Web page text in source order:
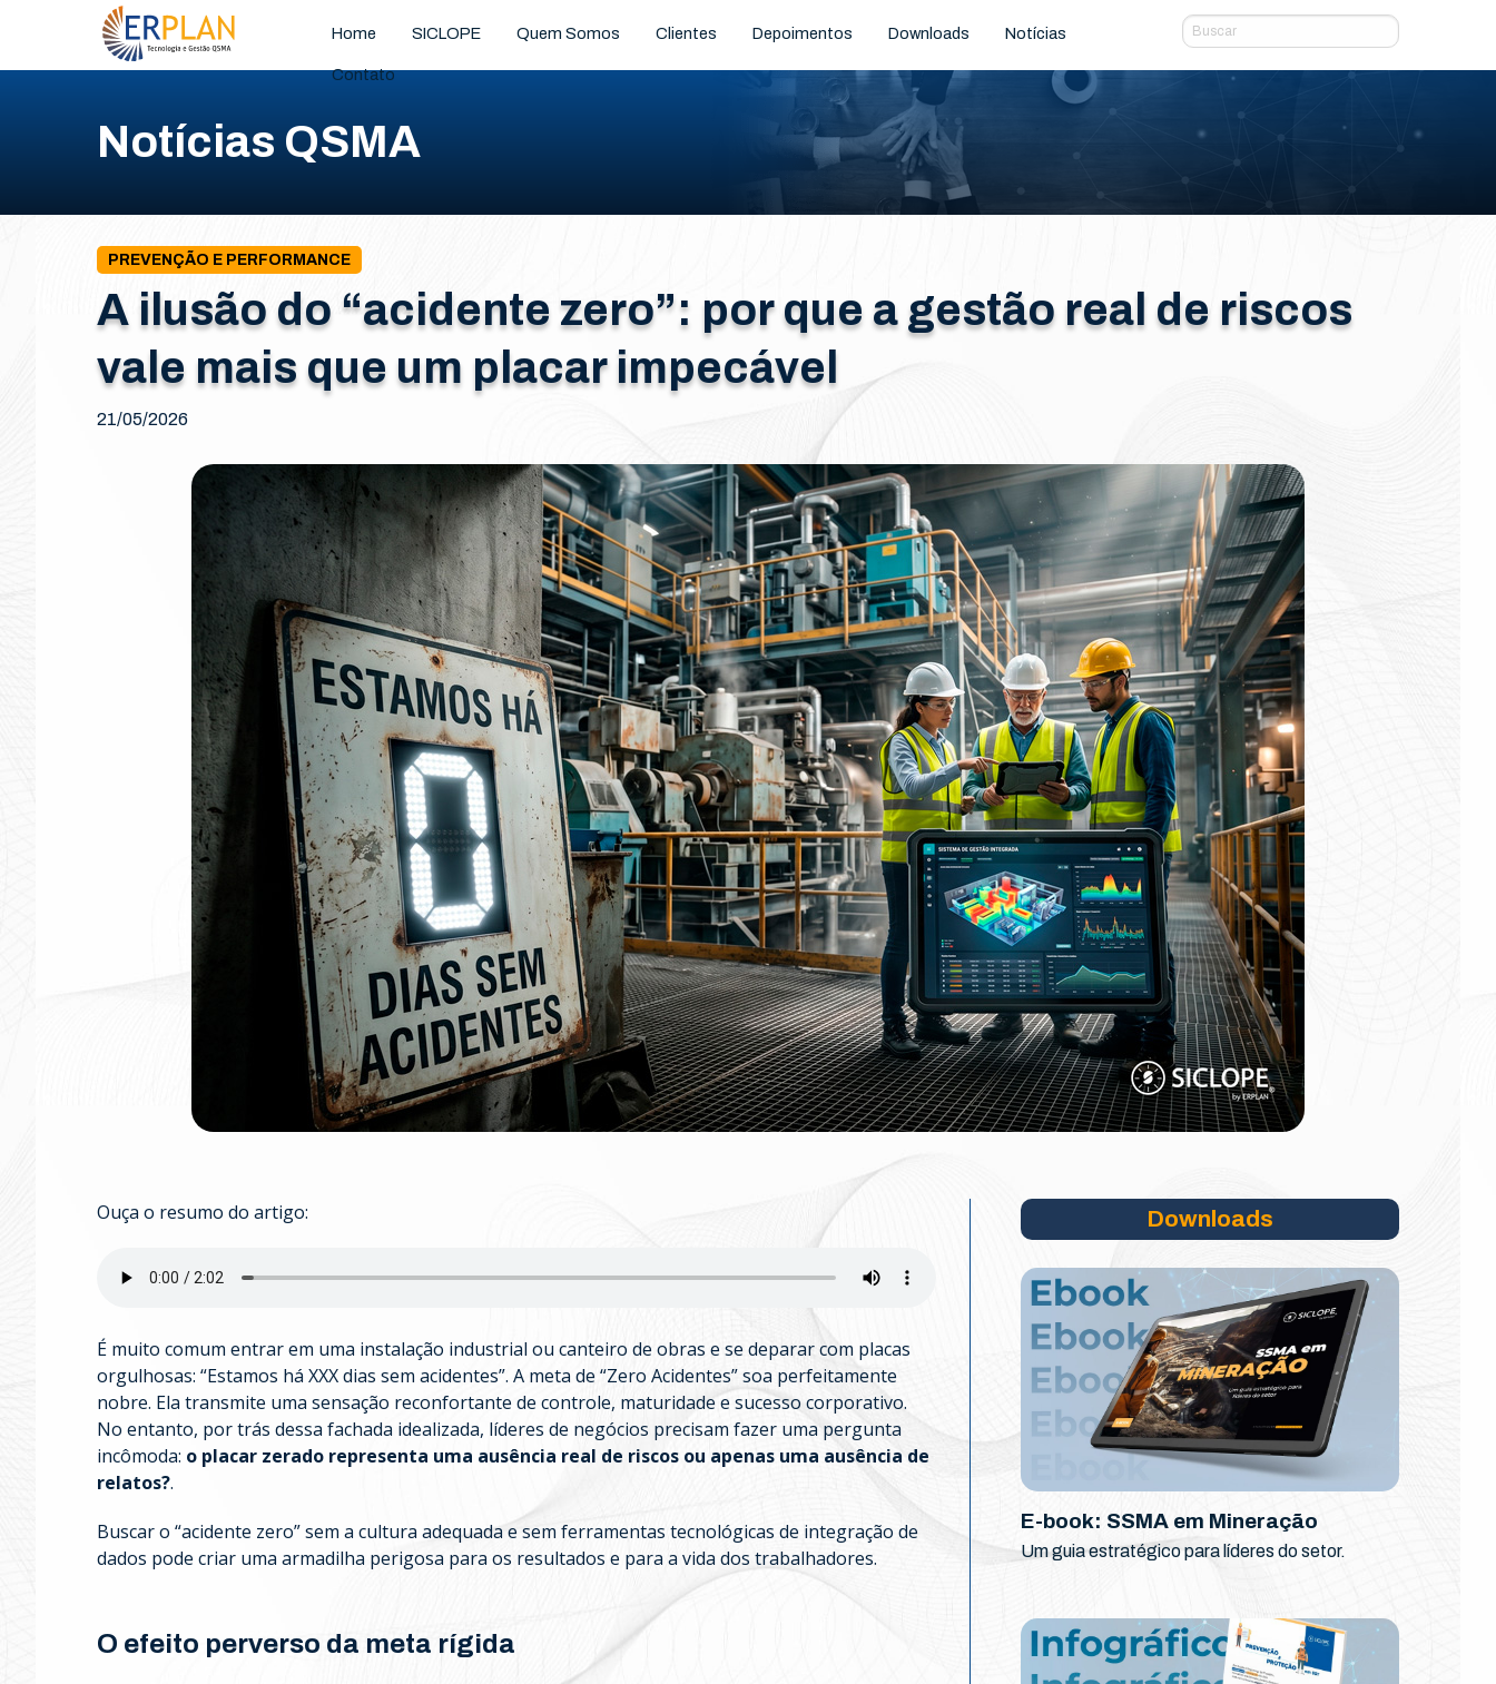
Home SICLOPE Quem Somos Clientes Depoimentos Downloads Notícias
Contato
Notícias QSMA
PREVENÇÃO E PERFORMANCE
A ilusão do “acidente zero”: por que a gestão real de riscos
vale mais que um placar impecável
21/05/2026
Ouça o resumo do artigo:
É muito comum entrar em uma instalação industrial ou canteiro de obras e se deparar com placas
orgulhosas: “Estamos há XXX dias sem acidentes”. A meta de “Zero Acidentes” soa perfeitamente
nobre. Ela transmite uma sensação reconfortante de controle, maturidade e sucesso corporativo.
No entanto, por trás dessa fachada idealizada, líderes de negócios precisam fazer uma pergunta
incômoda: o placar zerado representa uma ausência real de riscos ou apenas uma ausência de
relatos?.
Buscar o “acidente zero” sem a cultura adequada e sem ferramentas tecnológicas de integração de
dados pode criar uma armadilha perigosa para os resultados e para a vida dos trabalhadores.
O efeito perverso da meta rígida
Downloads
E-book: SSMA em Mineração
Um guia estratégico para líderes do setor.